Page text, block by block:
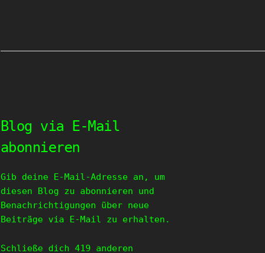
Blog via E-Mail
abonnieren
Gib deine E-Mail-Adresse an, um
diesen Blog zu abonnieren und
Benachrichtigungen über neue
Beiträge via E-Mail zu erhalten.
Schließe dich 419 anderen